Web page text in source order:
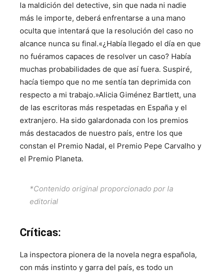
la maldición del detective, sin que nada ni nadie
más le importe, deberá enfrentarse a una mano
oculta que intentará que la resolución del caso no
alcance nunca su final.«¿Había llegado el día en que
no fuéramos capaces de resolver un caso? Había
muchas probabilidades de que así fuera. Suspiré,
hacía tiempo que no me sentía tan deprimida con
respecto a mi trabajo.»Alicia Giménez Bartlett, una
de las escritoras más respetadas en España y el
extranjero. Ha sido galardonada con los premios
más destacados de nuestro país, entre los que
constan el Premio Nadal, el Premio Pepe Carvalho y
el Premio Planeta.
*Contenido original proporcionado por la
editorial
Críticas:
La inspectora pionera de la novela negra española,
con más instinto y garra del país, es todo un